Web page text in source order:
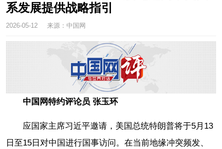
系发展提供战略指引
2026-05-12 来源：中国网
中国网特约评论员 张玉环
应国家主席习近平邀请，美国总统特朗普将于5月13
日至15日对中国进行国事访问。在当前地缘冲突频发、